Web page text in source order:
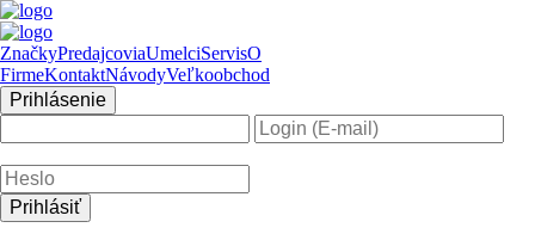
ZnačkyPredajcoviaUmelciServisO
FirmeKontaktNávodyVeľkoobchod
Prihlásenie